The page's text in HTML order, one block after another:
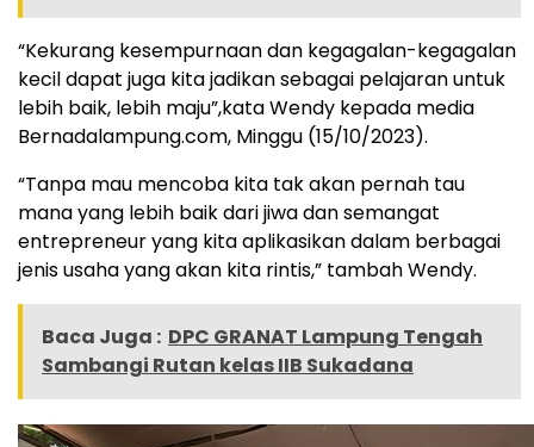
“Kekurang kesempurnaan dan kegagalan-kegagalan
kecil dapat juga kita jadikan sebagai pelajaran untuk
lebih baik, lebih maju”,kata Wendy kepada media
Bernadalampung.com, Minggu (15/10/2023).
“Tanpa mau mencoba kita tak akan pernah tau
mana yang lebih baik dari jiwa dan semangat
entrepreneur yang kita aplikasikan dalam berbagai
jenis usaha yang akan kita rintis,” tambah Wendy.
Baca Juga : DPC GRANAT Lampung Tengah
Sambangi Rutan kelas IIB Sukadana